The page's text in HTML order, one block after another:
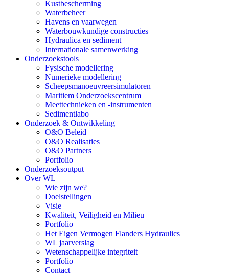
Kustbescherming
Waterbeheer
Havens en vaarwegen
Waterbouwkundige constructies
Hydraulica en sediment
Internationale samenwerking
Onderzoekstools
Fysische modellering
Numerieke modellering
Scheepsmanoeuvreersimulatoren
Maritiem Onderzoekscentrum
Meettechnieken en -instrumenten
Sedimentlabo
Onderzoek & Ontwikkeling
O&O Beleid
O&O Realisaties
O&O Partners
Portfolio
Onderzoeksoutput
Over WL
Wie zijn we?
Doelstellingen
Visie
Kwaliteit, Veiligheid en Milieu
Portfolio
Het Eigen Vermogen Flanders Hydraulics
WL jaarverslag
Wetenschappelijke integriteit
Portfolio
Contact